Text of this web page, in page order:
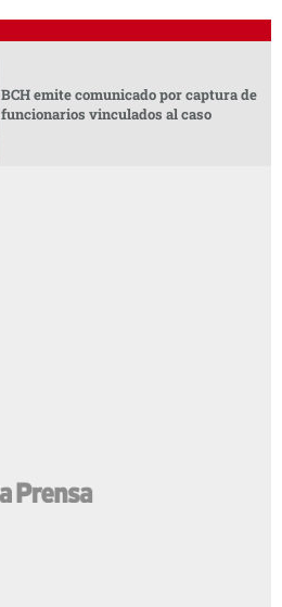
BCH emite comunicado por captura de
funcionarios vinculados al caso